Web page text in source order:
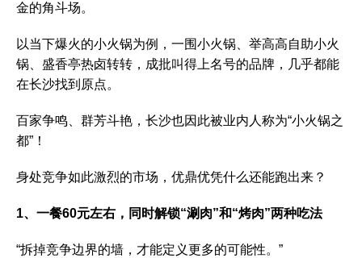
金的角斗场。
以当下爆火的小火锅为例，一围小火锅、举高高自助小火
锅、盛香亭热卤转转，成批叫得上名号的品牌，几乎都能
在长沙找到原点。
百家争鸣、群芳斗艳，长沙也因此被业内人称为“小火锅之
都”！
身处竞争如此激烈的市场，优鼎优凭什么还能跑出来？
1、一餐60元左右，同时解锁“涮肉”和“烤肉”两种吃法
“拆掉竞争边界的墙，才能定义更多的可能性。”